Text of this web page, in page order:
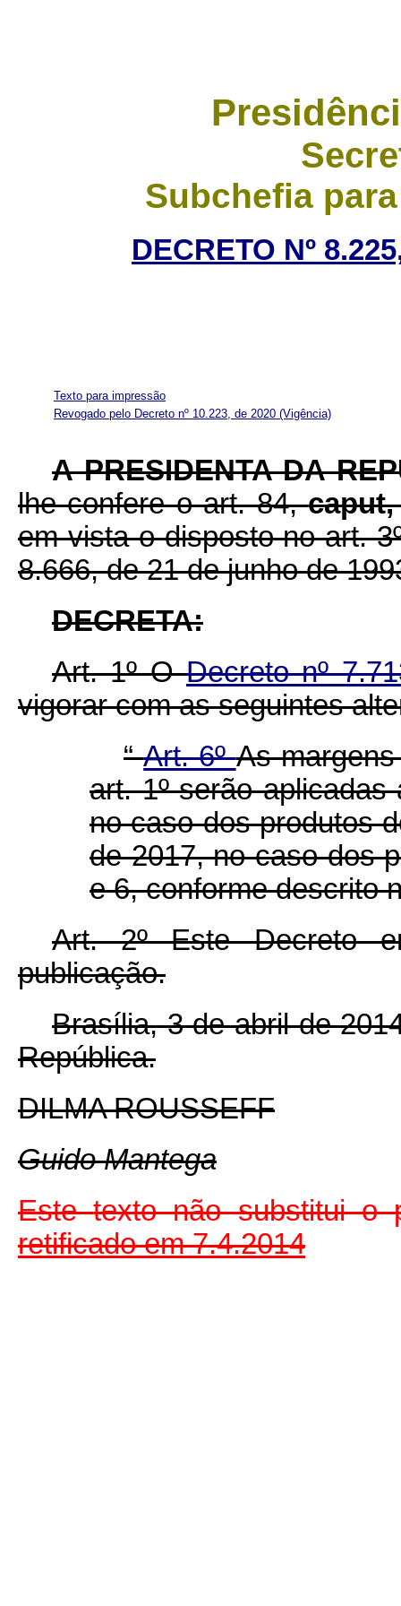
Subchefia
DECRETO Nº
Texto para impressão
Revogado pelo Decreto nº 10.223, de 2020 (Vigência)
A PRESIDENTA DA
lhe confere o art. 84,
em vista o disposto no art.
8.666, de 21 de junho de
DECRETA:
Art. 1º ODecreto nº
vigorar com as seguintes
“Art. 6ºAs
art. 1º serão
no caso dos produtos
de 2017, no caso dos
e 6, conforme descrito
Art. 2º Este Decreto
publicação.
Brasília, 3 de abril de
República.
DILMA ROUSSEFF
Guido Mantega
Estetexto não substitui o
retificado em 7.4.2014